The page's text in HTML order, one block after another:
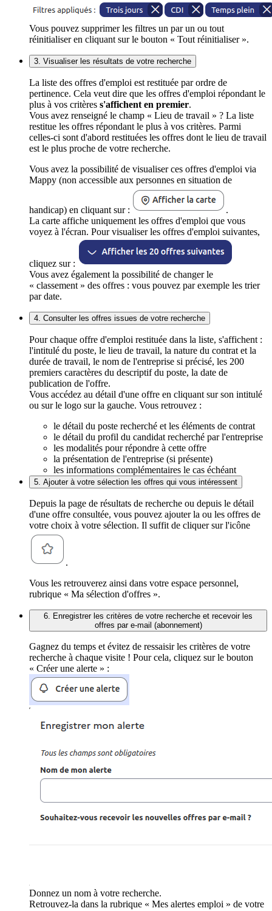
Vous pouvez supprimer les filtres un par un ou tout
réinitialiser en cliquant sur le bouton « Tout réinitialiser ».
3. Visualiser les résultats de votre recherche
La liste des offres d'emploi est restituée par ordre de
pertinence. Cela veut dire que les offres d'emploi répondant le
plus à vos critères s'affichent en premier.
Vous avez renseigné le champ « Lieu de travail » ? La liste
restitue les offres répondant le plus à vos critères. Parmi
celles-ci sont d'abord restituées les offres dont le lieu de travail
est le plus proche de votre recherche.
Vous avez la possibilité de visualiser ces offres d'emploi via
Mappy (non accessible aux personnes en situation de
handicap) en cliquant sur :
.
La carte affiche uniquement les offres d'emploi que vous
voyez à l'écran. Pour visualiser les offres d'emploi suivantes,
cliquez sur :
Vous avez également la possibilité de changer le
« classement » des offres : vous pouvez par exemple les trier
par date.
4. Consulter les offres issues de votre recherche
Pour chaque offre d'emploi restituée dans la liste, s'affichent :
l'intitulé du poste, le lieu de travail, la nature du contrat et la
durée de travail, le nom de l'entreprise si précisé, les 200
premiers caractères du descriptif du poste, la date de
publication de l'offre.
Vous accédez au détail d'une offre en cliquant sur son intitulé
ou sur le logo sur la gauche. Vous retrouvez :
le détail du poste recherché et les éléments de contrat
le détail du profil du candidat recherché par l'entreprise
les modalités pour répondre à cette offre
la présentation de l'entreprise (si présente)
les informations complémentaires le cas échéant
5. Ajouter à votre sélection les offres qui vous intéressent
Depuis la page de résultats de recherche ou depuis le détail
d'une offre consultée, vous pouvez ajouter la ou les offres de
votre choix à votre sélection. Il suffit de cliquer sur l'icône
.
Vous les retrouverez ainsi dans votre espace personnel,
rubrique « Ma sélection d'offres ».
6. Enregistrer les critères de votre recherche et recevoir les
offres par e-mail (abonnement)
Gagnez du temps et évitez de ressaisir les critères de votre
recherche à chaque visite ! Pour cela, cliquez sur le bouton
« Créer une alerte » :
Donnez un nom à votre recherche.
Retrouvez-la dans la rubrique « Mes alertes emploi » de votre